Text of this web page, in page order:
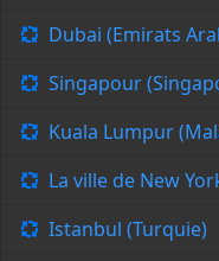
Dubai (Emirats
Singapour
Kuala Lumpur
La ville de New
Istanbul (Turquie)